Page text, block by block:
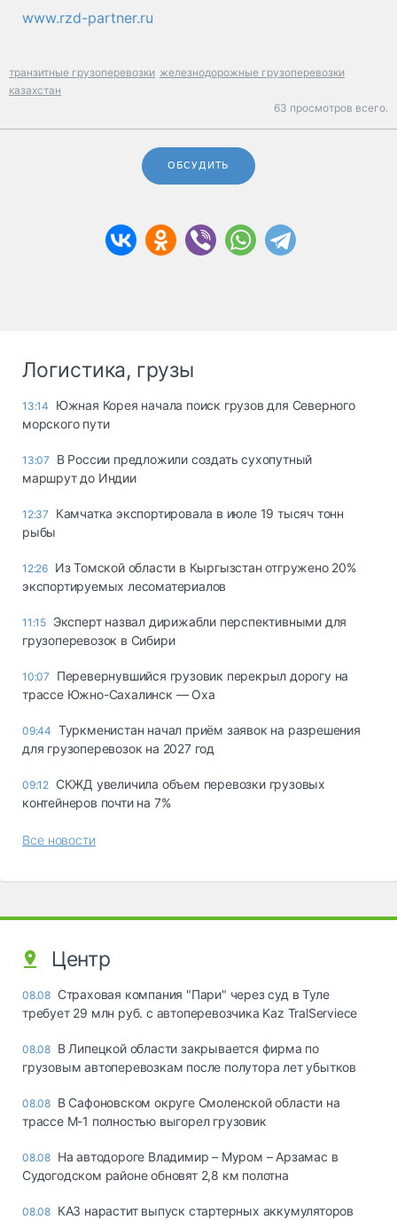
www.rzd-partner.ru
транзитные грузоперевозки железнодорожные грузоперевозки
казахстан
63 просмотров всего.
ОБСУДИТЬ
Логистика, грузы
13:14
Южная Корея начала поиск грузов для Северного
морского пути
13:07
В России предложили создать сухопутный
маршрут до Индии
12:37
Камчатка экспортировала в июле 19 тысяч тонн
рыбы
12:26 Из Томской области в Кыргызстан отгружено 20%
экспортируемых лесоматериалов
11:15 Эксперт назвал дирижабли перспективными для
грузоперевозок в Сибири
10:07
Перевернувшийся грузовик перекрыл дорогу на
трассе Южно-Сахалинск — Оха
09:44 Туркменистан начал приём заявок на разрешения
для грузоперевозок на 2027 год
09:12 СКЖД увеличила объем перевозки грузовых
контейнеров почти на 7%
Все новости
Центр
08.08 Страховая компания "Пари" через суд в Туле
требует 29 млн руб. с автоперевозчика Kaz TralServiece
08.08 В Липецкой области закрывается фирма по
грузовым автоперевозкам после полутора лет убытков
08.08 В Сафоновском округе Смоленской области на
трассе М-1 полностью выгорел грузовик
08.08 На автодороге Владимир – Муром – Арзамас в
Судогодском районе обновят 2,8 км полотна
08.08 КАЗ нарастит выпуск стартерных аккумуляторов